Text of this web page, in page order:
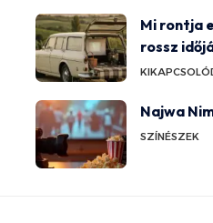
Mi rontja
rossz
Najwa
SZÍNÉSZEK